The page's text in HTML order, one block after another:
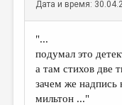
Дата и время:
"...
подумал это
а там стихов две
зачем же надпись
мильтон ..."